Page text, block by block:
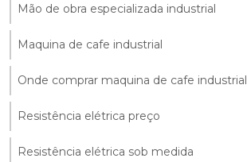
Mão de obra especializada industrial
Maquina de cafe industrial
Onde comprar maquina de cafe industrial
Resistência elétrica preço
Resistência elétrica sob medida